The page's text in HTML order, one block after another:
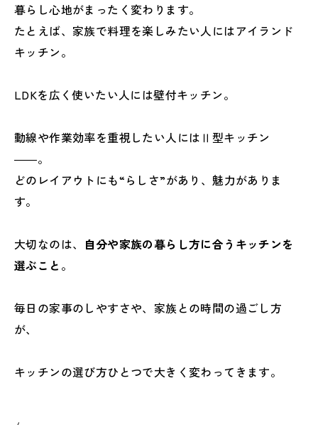
暮らし心地がまったく変わります。
たとえば、家族で料理を楽しみたい人にはアイランド
キッチン。
LDKを広く使いたい人には壁付キッチン。
動線や作業効率を重視したい人にはⅡ型キッチン
――。
どのレイアウトにも“らしさ”があり、魅力がありま
す。
大切なのは、 自分や家族の暮らし方に合うキッチンを
選ぶこと 。
毎日の家事のしやすさや、家族との時間の過ごし方
が、
キッチンの選び方ひとつで大きく変わってきます。